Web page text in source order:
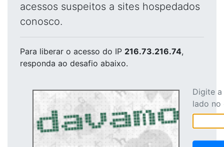
acessos suspeitos a sites hospedados
conosco.
Para liberar o acesso do IP 216.73.216.74,
responda ao desafio abaixo.
Digite
lado no